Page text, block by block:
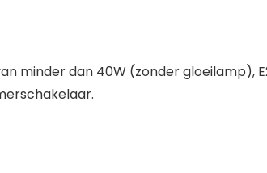
minder dan 40W (zonder gloeilamp),